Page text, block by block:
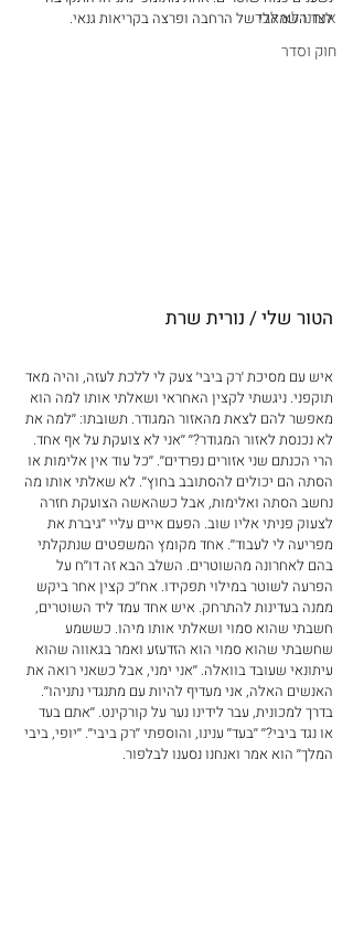
אנחנו לא לבד
חוק וסדר
לצד השמאלי של הרחבה ופרצה בקריאות גנאי.
הטור שלי / נורית שרת
איש עם מסיכת ׳רק ביבי׳ צעק לי ללכת לעזה, והיה מאד
תוקפני. ניגשתי לקצין האחראי ושאלתי אותו למה הוא
מאפשר להם לצאת מהאזור המגודר. תשובתו: ׳׳למה את
לא נכנסת לאזור המגודר?׳׳ ׳׳אני לא צועקת על אף אחד.
הרי הכנתם שני אזורים נפרדים׳׳. ׳׳כל עוד אין אלימות או
הסתה הם יכולים להסתובב בחוץ׳׳. לא שאלתי אותו מה
נחשב הסתה ואלימות, אבל כשהאשה הצועקת חזרה
לצעוק פניתי אליו שוב. הפעם איים עליי ׳׳גיברת את
מפריעה לי לעבוד׳׳. אחד מקומץ המשפטים שנתקלתי
בהם לאחרונה מהשוטרים. השלב הבא זה דו׳׳ח על
הפרעה לשוטר במילוי תפקידו. אח׳׳כ קצין אחר ביקש
ממנה בעדינות להתרחק. איש אחד עמד ליד השוטרים,
חשבתי שהוא סמוי ושאלתי אותו מיהו. כששמע
שחשבתי שהוא סמוי הוא הזדעזע ואמר בגאווה שהוא
עיתונאי שעובד בוואלה. ׳׳אני ימני, אבל כשאני רואה את
האנשים האלה, אני מעדיף להיות עם מתנגדי נתניהו׳׳.
בדרך למכונית, עבר לידינו נער על קורקינט. ׳׳אתם בעד
או נגד ביבי?׳׳ ׳׳בעד׳׳ ענינו, והוספתי ׳׳רק ביבי׳׳. ׳׳יופי, ביבי
המלך׳׳ הוא אמר ואנחנו נסענו לבלפור.